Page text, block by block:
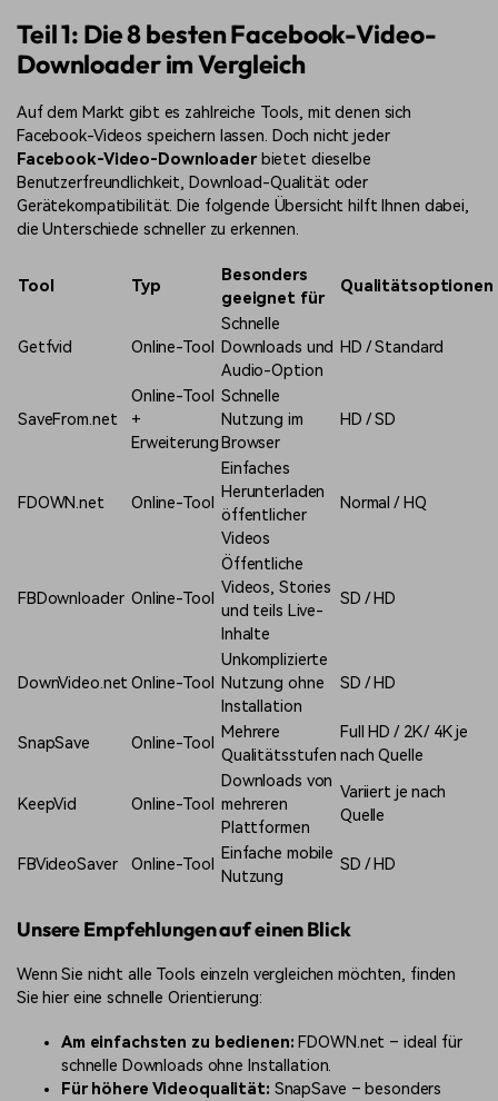
Teil 1: Die 8 besten Facebook-Video-
Downloader im Vergleich
Auf dem Markt gibt es zahlreiche Tools, mit denen sich
Facebook-Videos speichern lassen. Doch nicht jeder
Facebook-Video-Downloaderbietet dieselbe
Benutzerfreundlichkeit, Download-Qualität oder
Gerätekompatibilität. Die folgende Übersicht hilft Ihnen dabei,
die Unterschiede schneller zu erkennen.
Tool Typ
Besonders
geeignet für
Qualitätsoptionen
Getfvid Online-Tool
Schnelle
Downloads und
Audio-Option
HD / Standard
SaveFrom.net
Online-Tool
+
Erweiterung
Schnelle
Nutzung im
Browser
HD / SD
FDOWN.net Online-Tool
Einfaches
Herunterladen
öffentlicher
Videos
Normal / HQ
FBDownloader Online-Tool
Öffentliche
Videos, Stories
und teils Live-
Inhalte
SD / HD
DownVideo.netOnline-Tool
Unkomplizierte
Nutzung ohne
Installation
SD / HD
SnapSave Online-Tool
Mehrere
Qualitätsstufen
Full HD / 2K / 4K je
nach Quelle
KeepVid Online-Tool
Downloads von
mehreren
Plattformen
Variiert je nach
Quelle
FBVideoSaver Online-Tool
Einfache mobile
Nutzung
SD / HD
Unsere Empfehlungen auf einen Blick
Wenn Sie nicht alle Tools einzeln vergleichen möchten, finden
Sie hier eine schnelle Orientierung:
Am einfachsten zu bedienen: FDOWN.net – ideal für
schnelle Downloads ohne Installation.
Für höhere Videoqualität: SnapSave – besonders